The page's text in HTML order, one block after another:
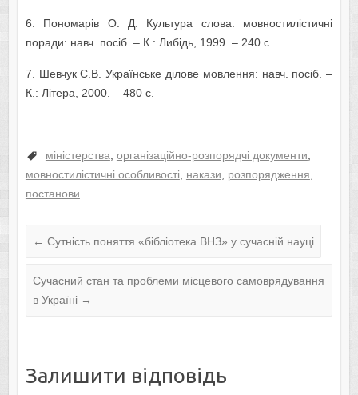
6. Пономарів О. Д. Культура слова: мовностилістичні
поради: навч. посіб. – К.: Либідь, 1999. – 240 с.
7. Шевчук С.В. Українське ділове мовлення: навч. посіб. –
К.: Літера, 2000. – 480 с.
міністерства, організаційно-розпорядчі документи,
мовностилістичні особливості, накази, розпорядження,
постанови
← Сутність поняття «бібліотека ВНЗ» у сучасній науці
Сучасний стан та проблеми місцевого самоврядування
в Україні →
Залишити відповідь